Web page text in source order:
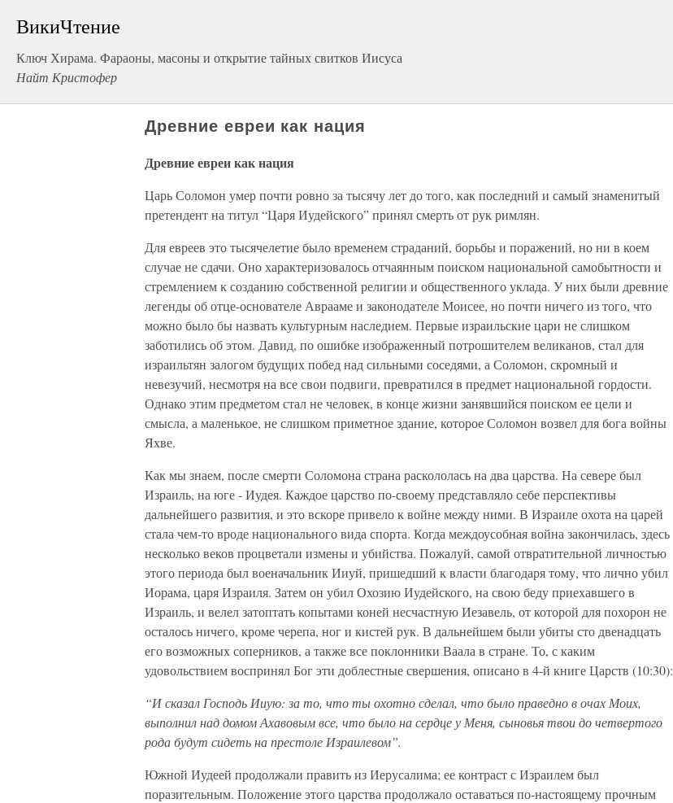
ВикиЧтение
Ключ Хирама. Фараоны, масоны и открытие тайных свитков Иисуса
Найт Кристофер
Древние евреи как нация
Древние евреи как нация
Царь Соломон умер почти ровно за тысячу лет до того, как последний и самый знаменитый
претендент на титул “Царя Иудейского” принял смерть от рук римлян.
Для евреев это тысячелетие было временем страданий, борьбы и поражений, но ни в коем
случае не сдачи. Оно характеризовалось отчаянным поиском национальной самобытности и
стремлением к созданию собственной религии и общественного уклада. У них были древние
легенды об отце-основателе Аврааме и законодателе Моисее, но почти ничего из того, что
можно было бы назвать культурным наследием. Первые израильские цари не слишком
заботились об этом. Давид, по ошибке изображенный потрошителем великанов, стал для
израильтян залогом будущих побед над сильными соседями, а Соломон, скромный и
невезучий, несмотря на все свои подвиги, превратился в предмет национальной гордости.
Однако этим предметом стал не человек, в конце жизни занявшийся поиском ее цели и
смысла, а маленькое, не слишком приметное здание, которое Соломон возвел для бога войны
Яхве.
Как мы знаем, после смерти Соломона страна раскололась на два царства. На севере был
Израиль, на юге - Иудея. Каждое царство по-своему представляло себе перспективы
дальнейшего развития, и это вскоре привело к войне между ними. В Израиле охота на царей
стала чем-то вроде национального вида спорта. Когда междоусобная война закончилась, здесь
несколько веков процветали измены и убийства. Пожалуй, самой отвратительной личностью
этого периода был военачальник Ииуй, пришедший к власти благодаря тому, что лично убил
Иорама, царя Израиля. Затем он убил Охозию Иудейского, на свою беду приехавшего в
Израиль, и велел затоптать копытами коней несчастную Иезавель, от которой для похорон не
осталось ничего, кроме черепа, ног и кистей рук. В дальнейшем были убиты сто двенадцать
его возможных соперников, а также все поклонники Ваала в стране. То, с каким
удовольствием воспринял Бог эти доблестные свершения, описано в 4-й книге Царств (10:30):
“И сказал Господь Ииую: за то, что ты охотно сделал, что было праведно в очах Моих,
выполнил над домом Ахавовым все, что было на сердце у Меня, сыновья твои до четвертого
рода будут сидеть на престоле Израилевом”.
Южной Иудеей продолжали править из Иерусалима; ее контраст с Израилем был
поразительным. Положение этого царства продолжало оставаться по-настоящему прочным